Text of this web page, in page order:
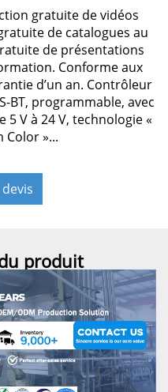
gratuite de vidéos
de catalogues au
de présentations
Conforme aux
d’un an. Contrôleur
BT, programmable, avec
V à 24 V, technologie «
Color »...
produit